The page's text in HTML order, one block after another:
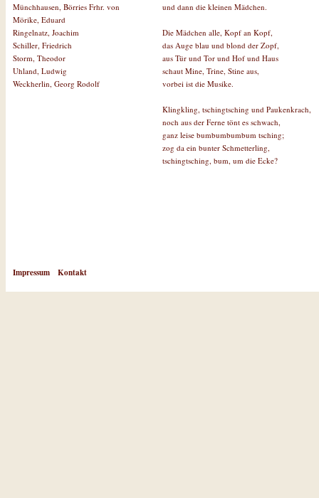
Münchhausen, Börries Frhr. von
Mörike, Eduard
Ringelnatz, Joachim
Schiller, Friedrich
Storm, Theodor
Uhland, Ludwig
Weckherlin, Georg Rodolf
und dann die kleinen Mädchen.
Die Mädchen alle, Kopf an Kopf,
das Auge blau und blond der Zopf,
aus Tür und Tor und Hof und Haus
schaut Mine, Trine, Stine aus,
vorbei ist die Musike.
Klingkling, tschingtsching und Paukenkrach,
noch aus der Ferne tönt es schwach,
ganz leise bumbumbumbum tsching;
zog da ein bunter Schmetterling,
tschingtsching, bum, um die Ecke?
Impressum Kontakt